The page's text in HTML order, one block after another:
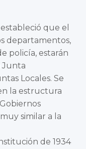
que el
departamentos,
policía, estarán
Junta
Locales. Se
la estructura
similar a la
de 1934